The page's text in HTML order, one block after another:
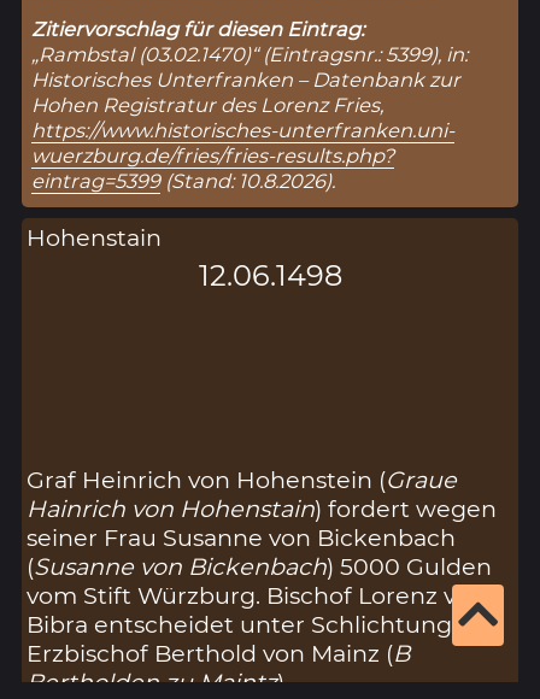
Zitiervorschlag für diesen Eintrag:
„Rambstal (03.02.1470)“ (Eintragsnr.: 5399), in:
Historisches Unterfranken – Datenbank zur
Hohen Registratur des Lorenz Fries,
https://www.historisches-unterfranken.uni-
wuerzburg.de/fries/fries-results.php?
eintrag=5399(Stand: 10.8.2026).
Hohenstain
12.06.1498
Graf Heinrich von Hohenstein (Graue
Hainrich von Hohenstain) fordert wegen
seiner Frau Susanne von Bickenbach
(Susanne von Bickenbach) 5000 Gulden
vom Stift Würzburg. Bischof Lorenz von
Bibra entscheidet unter Schlichtung von
Erzbischof Berthold von Mainz (B
Bertholden zu Maintz)